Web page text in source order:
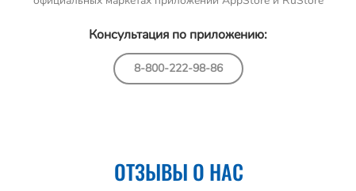
Консультация по приложению:
8-800-222-98-86
ОТЗЫВЫ О НАС